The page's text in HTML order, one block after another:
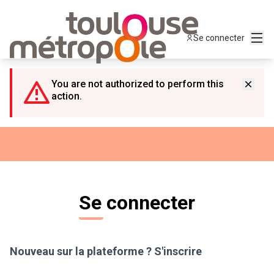
Se connecter
You are not authorized to perform this
action.
Se connecter
Nouveau sur la plateforme ? S'inscrire